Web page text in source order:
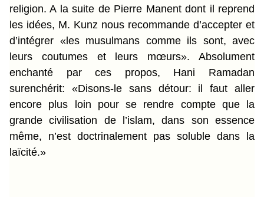
religion. A la suite de Pierre Manent dont il reprend
les idées, M. Kunz nous recommande d’accepter et
d’intégrer «les musulmans comme ils sont, avec
leurs coutumes et leurs mœurs». Absolument
enchanté par ces propos, Hani Ramadan
surenchérit: «Disons-le sans détour: il faut aller
encore plus loin pour se rendre compte que la
grande civilisation de l’islam, dans son essence
même, n’est doctrinalement pas soluble dans la
laïcité.»